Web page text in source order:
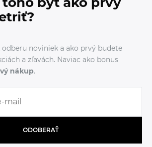
noviniek a ako prvý budete
a zľavách. Naviac ako bonus
nákup.
ODOBERAŤ